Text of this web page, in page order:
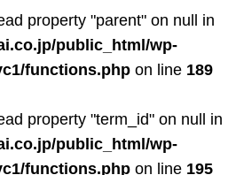
property "parent" on null in
public_html/wp-
functions.php on line 189
property "term_id" on null in
public_html/wp-
functions.php on line 195